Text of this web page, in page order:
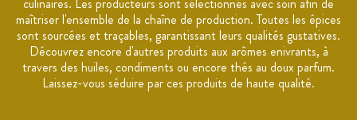
culinaires. Les producteurs sont sélectionnés avec soin afin de
maîtriser l'ensemble de la chaîne de production. Toutes les épices
sont sourcées et traçables, garantissant leurs qualités gustatives.
Découvrez encore d'autres produits aux arômes enivrants, à
travers des huiles, condiments ou encore thés au doux parfum.
Laissez-vous séduire par ces produits de haute qualité.